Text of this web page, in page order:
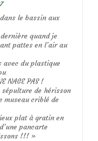
le bassin aux
quand je
pattes en l’air au
avec du plastique
NAGE PAS !
de hérisson
museau criblé de
plat à gratin en
pancarte
!!! »